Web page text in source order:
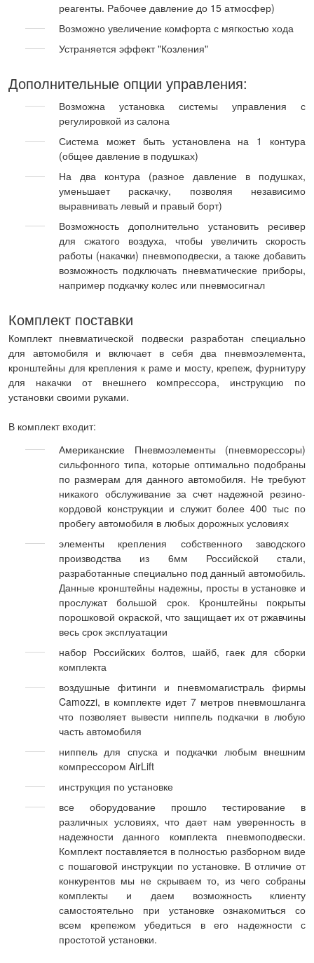
реагенты. Рабочее давление до 15 атмосфер)
Возможно увеличение комфорта с мягкостью хода
Устраняется эффект "Козления"
Дополнительные опции управления:
Возможна установка системы управления с
регулировкой из салона
Система может быть установлена на 1 контура
(общее давление в подушках)
На два контура (разное давление в подушках,
уменьшает раскачку, позволяя независимо
выравнивать левый и правый борт)
Возможность дополнительно установить ресивер
для сжатого воздуха, чтобы увеличить скорость
работы (накачки) пневмоподвески, а также добавить
возможность подключать пневматические приборы,
например подкачку колес или пневмосигнал
Комплект поставки
Комплект пневматической подвески разработан специально
для автомобиля и включает в себя два пневмоэлемента,
кронштейны для крепления к раме и мосту, крепеж, фурнитуру
для накачки от внешнего компрессора, инструкцию по
установки своими руками.
В комплект входит:
Американские Пневмоэлементы (пневморессоры)
сильфонного типа, которые оптимально подобраны
по размерам для данного автомобиля. Не требуют
никакого обслуживание за счет надежной резино-
кордовой конструкции и служит более 400 тыс по
пробегу автомобиля в любых дорожных условиях
элементы крепления собственного заводского
производства из 6мм Российской стали,
разработанные специально под данный автомобиль.
Данные кронштейны надежны, просты в установке и
прослужат большой срок. Кронштейны покрыты
порошковой окраской, что защищает их от ржавчины
весь срок эксплуатации
набор Российских болтов, шайб, гаек для сборки
комплекта
воздушные фитинги и пневмомагистраль фирмы
Camozzi, в комплекте идет 7 метров пневмошланга
что позволяет вывести ниппель подкачки в любую
часть автомобиля
ниппель для спуска и подкачки любым внешним
компрессором AirLift
инструкция по установке
все оборудование прошло тестирование в
различных условиях, что дает нам уверенность в
надежности данного комплекта пневмоподвески.
Комплект поставляется в полностью разборном виде
с пошаговой инструкции по установке. В отличие от
конкурентов мы не скрываем то, из чего собраны
комплекты и даем возможность клиенту
самостоятельно при установке ознакомиться со
всем крепежом убедиться в его надежности с
простотой установки.